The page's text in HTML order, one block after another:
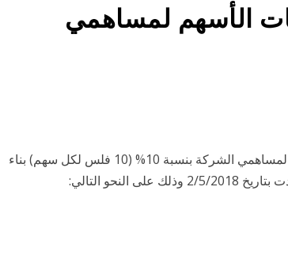
الأسهم لمساهمي
تود الشركة التأكيد على الجدول الزمني لإستحقاقات الأرباح النقدية لمساهمي الشركة بنسبة 10% (10 فلس لكل سهم) بناء